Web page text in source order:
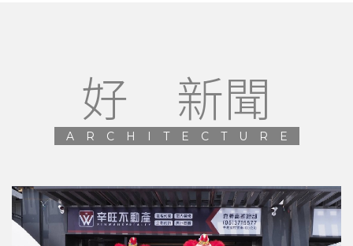
好 新聞
ARCHITECTURE